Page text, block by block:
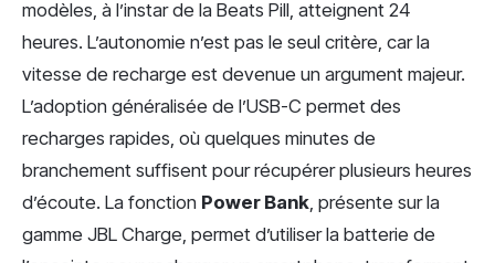
modèles, à l’instar de la Beats Pill, atteignent 24
heures. L’autonomie n’est pas le seul critère, car la
vitesse de recharge est devenue un argument majeur.
L’adoption généralisée de l’USB-C permet des
recharges rapides, où quelques minutes de
branchement suffisent pour récupérer plusieurs heures
d’écoute. La fonction Power Bank , présente sur la
gamme JBL Charge, permet d’utiliser la batterie de